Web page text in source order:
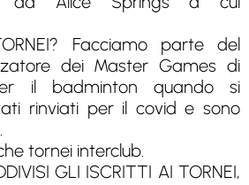
Facciamo parte del
dei Master Games di
il badminton quando si
rinviati per il covid e sono
tornei interclub.
GLI ISCRITTI AI TORNEI,